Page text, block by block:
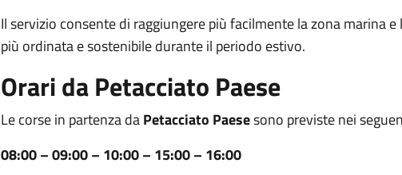
Il servizio consente di raggiungere più facilmente la zona marina
più ordinata e sostenibile durante il periodo estivo.
Orari da Petacciato Paese
Le corse in partenza daPetacciato Paesesono previste nei
08:00 – 09:00 – 10:00 – 15:00 – 16:00